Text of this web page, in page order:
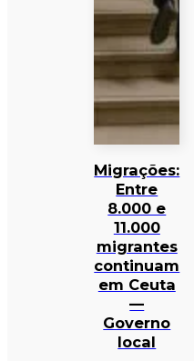
Migrações:
Entre
8.000 e
11.000
migrantes
continuam
em Ceuta
—
Governo
local